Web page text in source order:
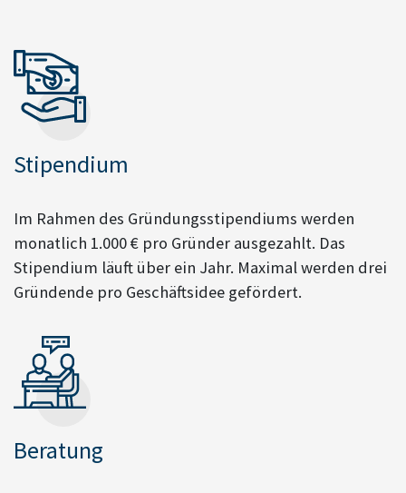
Stipendium
Im Rahmen des Gründungsstipendiums werden
monatlich 1.000 € pro Gründer ausgezahlt. Das
Stipendium läuft über ein Jahr. Maximal werden drei
Gründende pro Geschäftsidee gefördert.
Beratung